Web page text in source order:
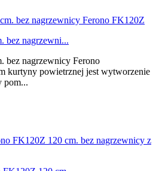
bez nagrzewni...
bez nagrzewnicy Ferono
kurtyny powietrznej jest wytworzenie
pom...